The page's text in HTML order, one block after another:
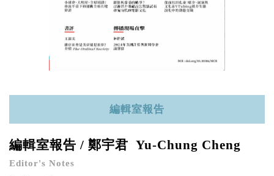
編輯室報告
編輯室報告 / 鄭宇君 Yu-Chung Cheng
Editor's Notes